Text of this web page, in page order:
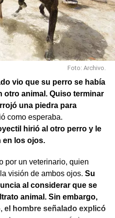
en Los Fresnos y Vintter;
Avenida Roca y
se retiró una rejilla
preventiva para evitar
Foto: Archivo.
vio que su perro se había
otro animal. Quiso terminar
una piedra para
como esperaba.
hirió al otro perro y le
en los ojos.
por un veterinario, quien
visión de ambos ojos. Su
al considerar que se
animal. Sin embargo,
el hombre señalado explicó